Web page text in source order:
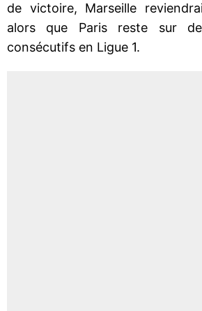
de victoire, Marseille
alors que Paris reste sur
consécutifs en Ligue 1.